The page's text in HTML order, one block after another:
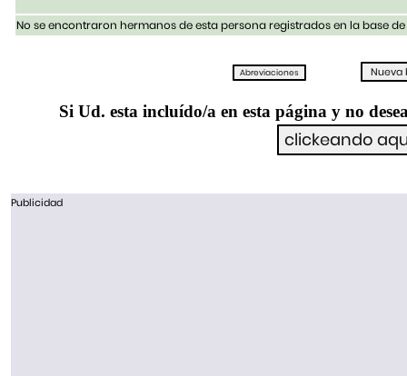
No se encontraron hermanos de esta persona registrados en la base
Si Ud. esta incluído/a en esta página y no
Publicidad